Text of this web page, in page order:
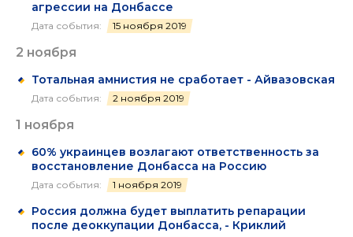
агрессии на Донбассе
Дата события: 15 ноября 2019
2 ноября
Тотальная амнистия не сработает - Айвазовская
Дата события: 2 ноября 2019
1 ноября
60% украинцев возлагают ответственность за
восстановление Донбасса на Россию
Дата события: 1 ноября 2019
Россия должна будет выплатить репарации
после деоккупации Донбасса, - Криклий